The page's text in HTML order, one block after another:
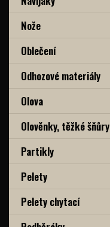
Nože
Oblečení
Odhozové materiály
Olova
Olověnky, těžké šňůry
Partikly
Pelety
Pelety chytací